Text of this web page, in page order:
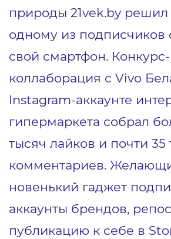
природы 21vek.by
одному из подписчиков
свой смартфон. Конкурс-
коллаборация с Vivo
Instagram-аккаунте
гипермаркета собрал
тысяч лайков и почти 35
комментариев.
новенький гаджет
аккаунты брендов,
публикацию к себе в